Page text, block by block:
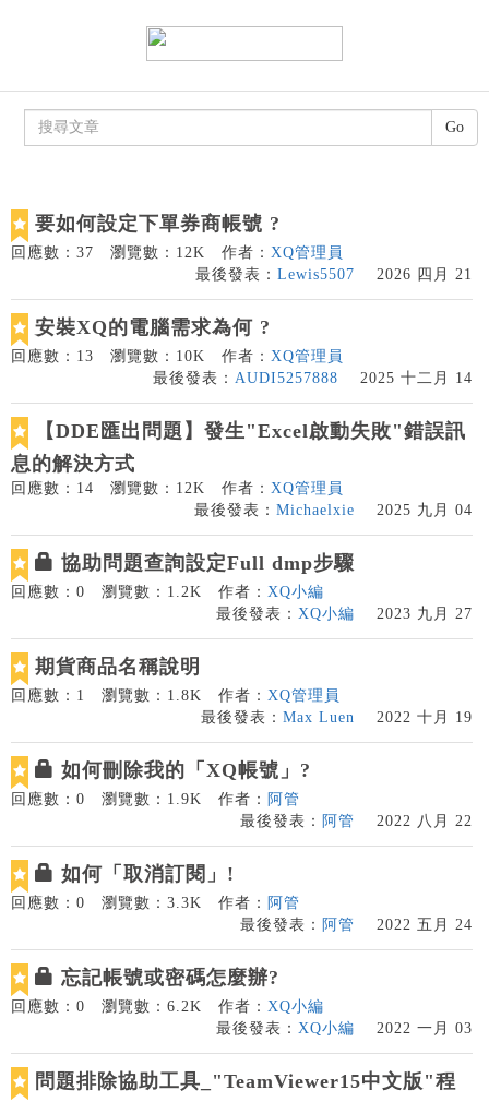
要如何設定下單券商帳號 ?
回應數：37 瀏覽數：12K 作者： XQ管理員
最後發表： Lewis5507 2026 四月 21
安裝XQ的電腦需求為何 ?
回應數：13 瀏覽數：10K 作者： XQ管理員
最後發表： AUDI5257888 2025 十二月 14
【DDE匯出問題】發生"Excel啟動失敗"錯誤訊
息的解決方式
回應數：14 瀏覽數：12K 作者： XQ管理員
最後發表： Michaelxie 2025 九月 04
協助問題查詢設定Full dmp步驟
回應數：0 瀏覽數：1.2K 作者： XQ小編
最後發表： XQ小編 2023 九月 27
期貨商品名稱說明
回應數：1 瀏覽數：1.8K 作者： XQ管理員
最後發表： Max Luen 2022 十月 19
如何刪除我的「XQ帳號」?
回應數：0 瀏覽數：1.9K 作者： 阿管
最後發表： 阿管 2022 八月 22
如何「取消訂閱」!
回應數：0 瀏覽數：3.3K 作者： 阿管
最後發表： 阿管 2022 五月 24
忘記帳號或密碼怎麼辦?
回應數：0 瀏覽數：6.2K 作者： XQ小編
最後發表： XQ小編 2022 一月 03
問題排除協助工具_"TeamViewer15中文版"程
Go